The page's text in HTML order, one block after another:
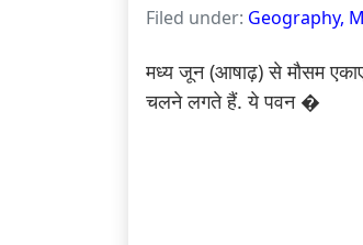
Filed under: Geography,
मध्य जून (आषाढ़) से मौसम
चलने लगते हैं. ये पवन �